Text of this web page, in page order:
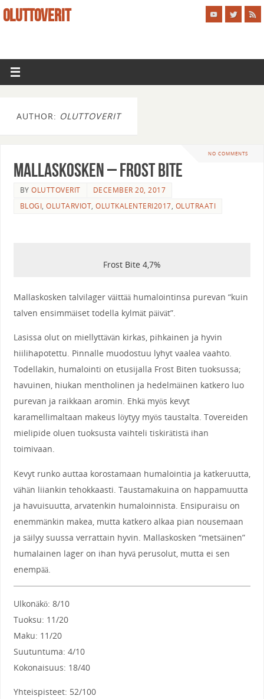
OLUTTOVERIT
AUTHOR: OLUTTOVERIT
NO COMMENTS
Mallaskosken – Frost Bite
BYOLUTTOVERIT
DECEMBER 20, 2017
BLOGI,OLUTARVIOT,OLUTKALENTERI2017, OLUTRAATI
Frost Bite 4,7%
Mallaskosken talvilager väittää humalointinsa purevan “kuin
talven ensimmäiset todella kylmät päivät”.
Lasissa olut on miellyttävän kirkas, pihkainen ja hyvin
hiilihapotettu. Pinnalle muodostuu lyhyt vaalea vaahto.
Todellakin, humalointi on etusijalla Frost Biten tuoksussa;
havuinen, hiukan mentholinen ja hedelmäinen katkero luo
purevan ja raikkaan aromin. Ehkä myös kevyt
karamellimaltaan makeus löytyy myös taustalta. Tovereiden
mielipide oluen tuoksusta vaihteli tiskirätistä ihan
toimivaan.
Kevyt runko auttaa korostamaan humalointia ja katkeruutta,
vähän liiankin tehokkaasti. Taustamakuina on happamuutta
ja havuisuutta, arvatenkin humaloinnista. Ensipuraisu on
enemmänkin makea, mutta katkero alkaa pian nousemaan
ja säilyy suussa verrattain hyvin. Mallaskosken “metsäinen”
humalainen lager on ihan hyvä perusolut, mutta ei sen
enempää.
Ulkonäkö: 8/10
Tuoksu: 11/20
Maku: 11/20
Suutuntuma: 4/10
Kokonaisuus: 18/40
Yhteispisteet: 52/100